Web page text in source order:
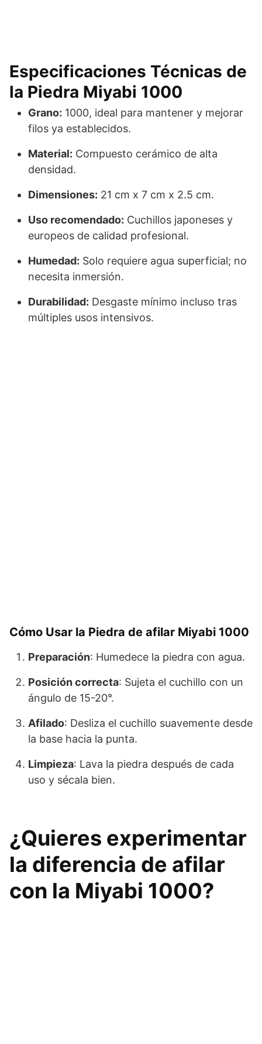
Especificaciones Técnicas de
la Piedra Miyabi 1000
Grano: 1000, ideal para mantener y mejorar
filos ya establecidos.
Material: Compuesto cerámico de alta
densidad.
Dimensiones: 21 cm x 7 cm x 2.5 cm.
Uso recomendado: Cuchillos japoneses y
europeos de calidad profesional.
Humedad: Solo requiere agua superficial; no
necesita inmersión.
Durabilidad: Desgaste mínimo incluso tras
múltiples usos intensivos.
Cómo Usar la Piedra de afilar Miyabi 1000
Preparación: Humedece la piedra con agua.
Posición correcta: Sujeta el cuchillo con un
ángulo de 15-20°.
Afilado: Desliza el cuchillo suavemente desde
la base hacia la punta.
Limpieza: Lava la piedra después de cada
uso y sécala bien.
¿Quieres experimentar
la diferencia de afilar
con la Miyabi 1000?